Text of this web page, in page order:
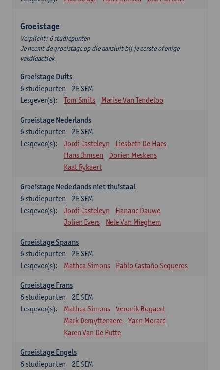
Groeistage
Verplicht: 6 studiepunten
Je neemt de groeistage op die aansluit bij je eerste of enige
vakdidactiek.
Groeistage Duits
2E SEM
6 studiepunten
Lesgever(s):
Tom Smits Marise Van Tendeloo
Groeistage Nederlands
2E SEM
6 studiepunten
Lesgever(s):
Jordi Casteleyn
Liesbeth De Haes
Hans Ihmsen
Dorien Meskens
Kaat Rykaert
Groeistage Nederlands niet thuistaal
2E SEM
6 studiepunten
Lesgever(s):
Jordi Casteleyn
Hanane Dauwe
Jolien Evers
Nele Van Mieghem
Groeistage Spaans
2E SEM
6 studiepunten
Lesgever(s):
Mathea Simons Pablo Castaño Sequeros
Groeistage Frans
2E SEM
6 studiepunten
Lesgever(s):
Mathea Simons
Veronik Bogaert
Mark Demyttenaere
Yann Morard
Karen Van De Putte
Groeistage Engels
2E SEM
6 studiepunten